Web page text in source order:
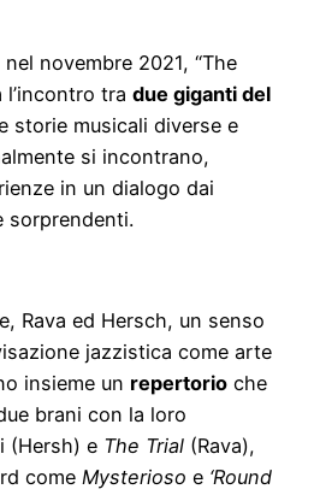
novembre 2021, “The
l’incontro tra due giganti del
storie musicali diverse e
si incontrano,
in un dialogo dai
sorprendenti.
Rava ed Hersch, un senso
jazzistica come arte
insieme un repertorio che
brani con la loro
(Hersh) e The Trial (Rava),
come Mysterioso e ‘Round